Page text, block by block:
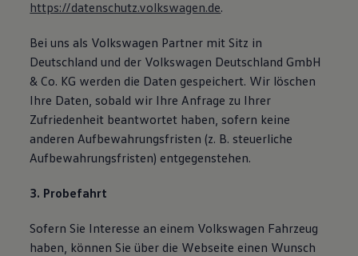
https://datenschutz.volkswagen.de.
Bei uns als Volkswagen Partner mit Sitz in
Deutschland und der Volkswagen Deutschland GmbH
& Co. KG werden die Daten gespeichert. Wir löschen
Ihre Daten, sobald wir Ihre Anfrage zu Ihrer
Zufriedenheit beantwortet haben, sofern keine
anderen Aufbewahrungsfristen (z. B. steuerliche
Aufbewahrungsfristen) entgegenstehen.
3. Probefahrt
Sofern Sie Interesse an einem Volkswagen Fahrzeug
haben, können Sie über die Webseite einen Wunsch